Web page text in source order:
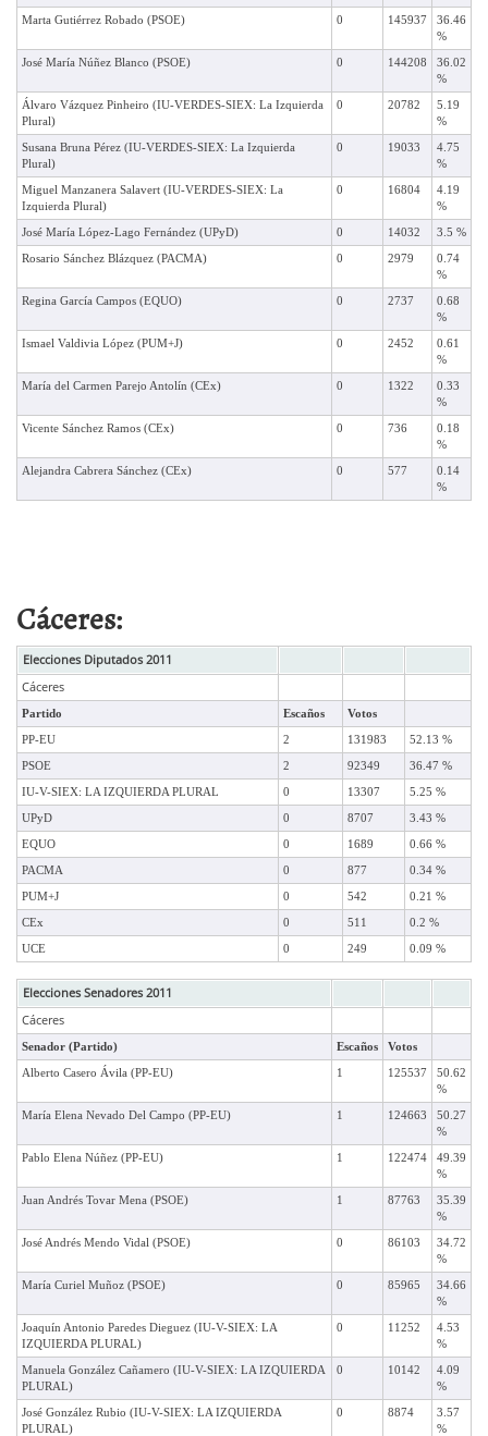
Marta Gutiérrez Robado (PSOE) 0 145937
36.46
%
José María Núñez Blanco (PSOE) 0 144208
36.02
%
Álvaro Vázquez Pinheiro (IU-VERDES-SIEX: La Izquierda
Plural)
0 20782
5.19
%
Susana Bruna Pérez (IU-VERDES-SIEX: La Izquierda
Plural)
0 19033
4.75
%
Miguel Manzanera Salavert (IU-VERDES-SIEX: La
Izquierda Plural)
0 16804
4.19
%
José María López-Lago Fernández (UPyD) 0 14032 3.5 %
Rosario Sánchez Blázquez (PACMA) 0 2979
0.74
%
Regina García Campos (EQUO) 0 2737
0.68
%
Ismael Valdivia López (PUM+J) 0 2452
0.61
%
María del Carmen Parejo Antolín (CEx) 0 1322
0.33
%
Vicente Sánchez Ramos (CEx) 0 736
0.18
%
Alejandra Cabrera Sánchez (CEx) 0 577
0.14
%
Cáceres:
Elecciones Diputados 2011
Cáceres
Partido Escaños Votos
PP-EU 2 131983 52.13 %
PSOE 2 92349 36.47 %
IU-V-SIEX: LA IZQUIERDA PLURAL 0 13307 5.25 %
UPyD 0 8707 3.43 %
EQUO 0 1689 0.66 %
PACMA 0 877 0.34 %
PUM+J 0 542 0.21 %
CEx 0 511 0.2 %
UCE 0 249 0.09 %
Elecciones Senadores 2011
Cáceres
Senador (Partido) Escaños Votos
Alberto Casero Ávila (PP-EU) 1 125537
50.62
%
María Elena Nevado Del Campo (PP-EU) 1 124663
50.27
%
Pablo Elena Núñez (PP-EU) 1 122474
49.39
%
Juan Andrés Tovar Mena (PSOE) 1 87763
35.39
%
José Andrés Mendo Vidal (PSOE) 0 86103
34.72
%
María Curiel Muñoz (PSOE) 0 85965
34.66
%
Joaquín Antonio Paredes Dieguez (IU-V-SIEX: LA
IZQUIERDA PLURAL)
0 11252
4.53
%
Manuela González Cañamero (IU-V-SIEX: LA IZQUIERDA
PLURAL)
0 10142
4.09
%
José González Rubio (IU-V-SIEX: LA IZQUIERDA
PLURAL)
0 8874
3.57
%